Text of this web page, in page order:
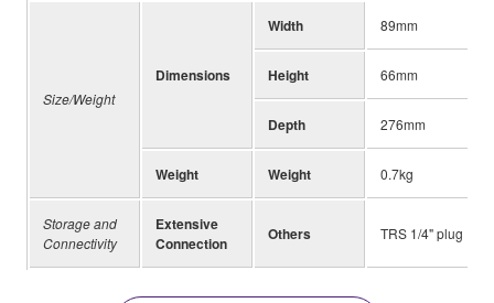
Size/Weight
Dimensions
Width 89mm
Height 66mm
Depth 276mm
Weight Weight 0.7kg
Storage and
Connectivity
Extensive
Connection
Others TRS 1/4" plug